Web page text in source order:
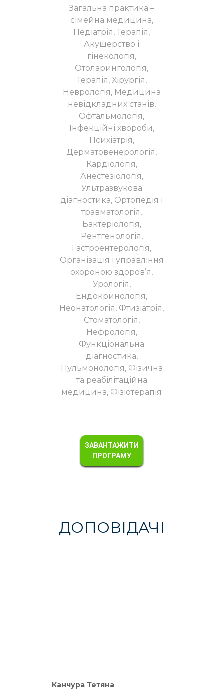
Загальна практика –
сімейна медицина,
Педіатрія, Терапія,
Акушерство і
гінекологія,
Отоларингологія,
Терапія, Хірургія,
Неврологія, Медицина
невідкладних станів,
Офтальмологія,
Інфекційні хвороби,
Психіатрія,
Дерматовенерологія,
Кардіологія,
Анестезіологія,
Ультразвукова
діагностика, Ортопедія і
травматологія,
Бактеріологія,
Рентгенологія,
Гастроентерологія,
Організація і управління
охороною здоров’я,
Урологія,
Ендокринологія,
Неонатологія, Фтизіатрія,
Стоматологія,
Нефрологія,
Функціональна
діагностика,
Пульмонологія, Фізична
та реабілітаційна
медицина, Фізіотерапія
ЗАВАНТАЖИТИ
ПРОГРАМУ
ДОПОВІДАЧІ
Канчура Тетяна